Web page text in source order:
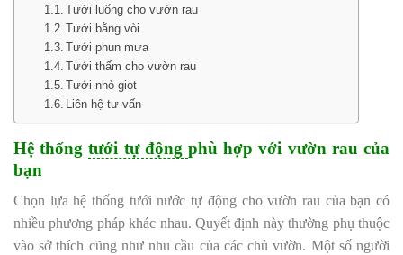
Tưới luống cho vườn rau
Tưới bằng vòi
Tưới phun mưa
Tưới thấm cho vườn rau
Tưới nhỏ giọt
Liên hệ tư vấn
Hệ thốngtưới tự độngphù hợp với vườn rau của
bạn
Chọn lựa hệ thống tưới nước tự động cho vườn rau của bạn có
nhiều phương pháp khác nhau. Quyết định này thường phụ thuộc
vào sở thích cũng như nhu cầu của các chủ vườn. Một số người